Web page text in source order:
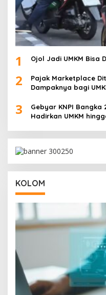
1 Ojol Jadi UMKM Bisa
2
Pajak Marketplace
Dampaknya bagi
3
Gebyar KNPI Bangka
Hadirkan UMKM
KOLOM